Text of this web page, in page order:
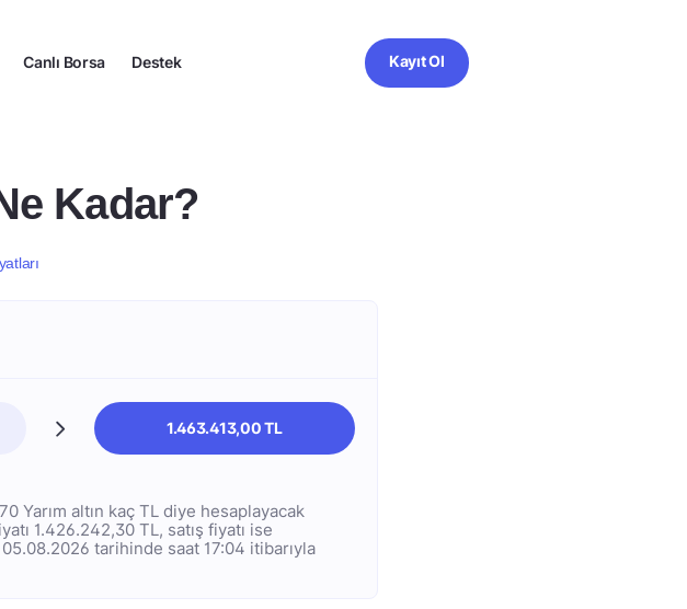
Canlı Borsa Destek Kayıt Ol
Kadar?
1.463.413,00 TL
Yarım altın kaç TL diye hesaplayacak
1.426.242,30 TL, satış fiyatı ise
tarihinde saat 17:04 itibarıyla